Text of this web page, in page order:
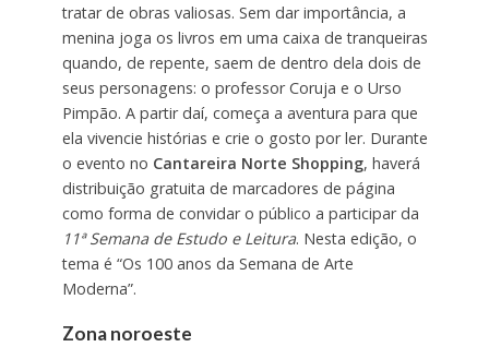
tratar de obras valiosas. Sem dar importância, a
menina joga os livros em uma caixa de tranqueiras
quando, de repente, saem de dentro dela dois de
seus personagens: o professor Coruja e o Urso
Pimpão. A partir daí, começa a aventura para que
ela vivencie histórias e crie o gosto por ler. Durante
o evento no Cantareira Norte Shopping, haverá
distribuição gratuita de marcadores de página
como forma de convidar o público a participar da
11ª Semana de Estudo e Leitura. Nesta edição, o
tema é “Os 100 anos da Semana de Arte
Moderna”.
Zona noroeste